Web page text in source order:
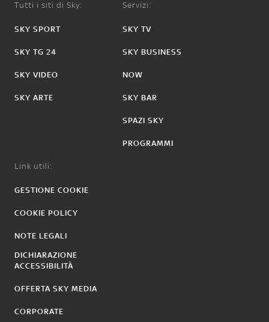
Tutti i siti di Sky:
SKY SPORT
SKY TG 24
SKY VIDEO
SKY ARTE
Servizi:
SKY TV
SKY BUSINESS
NOW
SKY BAR
SPAZI SKY
PROGRAMMI
Link utili:
GESTIONE COOKIE
COOKIE POLICY
NOTE LEGALI
DICHIARAZIONE
ACCESSIBILITÀ
OFFERTA SKY MEDIA
CORPORATE